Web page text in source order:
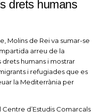
drets humans
Molins de Rei va sumar-se
arreu de la
humans i mostrar
i refugiades que es
la Mediterrània per
d’Estudis Comarcals